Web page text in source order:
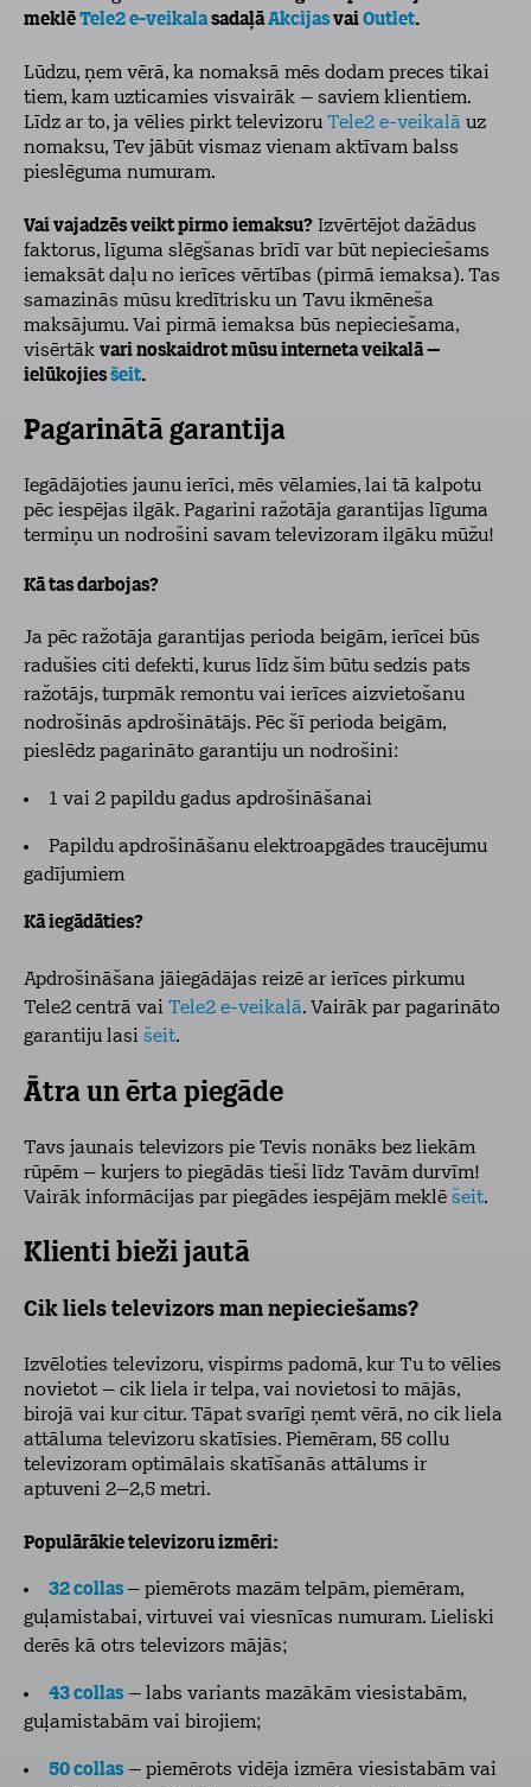
meklēTele2 e-veikalasadaļāAkcijasvaiOutlet.
Lūdzu, ņem vērā, ka nomaksā mēs dodam preces tikai
tiem, kam uzticamies visvairāk – saviem klientiem.
Līdz ar to, ja vēlies pirkt televizoru Tele2 e-veikalā uz
nomaksu, Tev jābūt vismaz vienam aktīvam balss
pieslēguma numuram.
Vai vajadzēs veikt pirmo iemaksu? Izvērtējot dažādus
faktorus, līguma slēgšanas brīdī var būt nepieciešams
iemaksāt daļu no ierīces vērtības (pirmā iemaksa). Tas
samazinās mūsu kredītrisku un Tavu ikmēneša
maksājumu. Vai pirmā iemaksa būs nepieciešama,
visērtāk vari noskaidrot mūsu interneta veikalā –
ielūkojiesšeit.
Pagarinātā garantija
Iegādājoties jaunu ierīci, mēs vēlamies, lai tā kalpotu
pēc iespējas ilgāk. Pagarini ražotāja garantijas līguma
termiņu un nodrošini savam televizoram ilgāku mūžu!
Kā tas darbojas?
Ja pēc ražotāja garantijas perioda beigām, ierīcei būs
radušies citi defekti, kurus līdz šim būtu sedzis pats
ražotājs, turpmāk remontu vai ierīces aizvietošanu
nodrošinās apdrošinātājs. Pēc šī perioda beigām,
pieslēdz pagarināto garantiju un nodrošini:
1 vai 2 papildu gadus apdrošināšanai
Papildu apdrošināšanu elektroapgādes traucējumu
gadījumiem
Kā iegādāties?
Apdrošināšana jāiegādājas reizē ar ierīces pirkumu
Tele2 centrā vai Tele2 e-veikalā. Vairāk par pagarināto
garantiju lasi šeit.
Ātra un ērta piegāde
Tavs jaunais televizors pie Tevis nonāks bez liekām
rūpēm – kurjers to piegādās tieši līdz Tavām durvīm!
Vairāk informācijas par piegādes iespējām meklē šeit.
Klienti bieži jautā
Cik liels televizors man nepieciešams?
Izvēloties televizoru, vispirms padomā, kur Tu to vēlies
novietot – cik liela ir telpa, vai novietosi to mājās,
birojā vai kur citur. Tāpat svarīgi ņemt vērā, no cik liela
attāluma televizoru skatīsies. Piemēram, 55 collu
televizoram optimālais skatīšanās attālums ir
aptuveni 2–2,5 metri.
Populārākie televizoru izmēri:
32 collas– piemērots mazām telpām, piemēram,
guļamistabai, virtuvei vai viesnīcas numuram. Lieliski
derēs kā otrs televizors mājās;
43 collas – labs variants mazākām viesistabām,
guļamistabām vai birojiem;
50 collas – piemērots vidēja izmēra viesistabām vai